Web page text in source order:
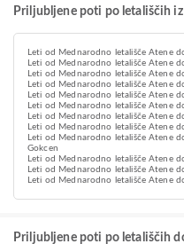
Priljubljene poti po letališčih
Leti od Mednarodno letališče Atene
Leti od Mednarodno letališče Atene
Leti od Mednarodno letališče Atene
Leti od Mednarodno letališče Atene
Leti od Mednarodno letališče Atene
Leti od Mednarodno letališče Atene
Leti od Mednarodno letališče Atene
Leti od Mednarodno letališče Atene
Leti od Mednarodno letališče Atene
Gokcen
Leti od Mednarodno letališče Atene
Leti od Mednarodno letališče Atene
Leti od Mednarodno letališče Atene
Priljubljene poti po letališčih